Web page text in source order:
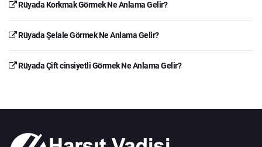
Rüyada Korkmak Görmek Ne Anlama Gelir?
Rüyada Şelale Görmek Ne Anlama Gelir?
Rüyada Çift cinsiyetli Görmek Ne Anlama Gelir?